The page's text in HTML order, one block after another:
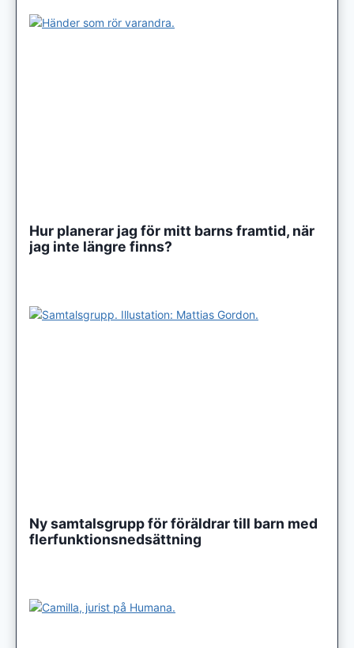
Hur planerar jag för mitt barns framtid, när
jag inte längre finns?
Ny samtalsgrupp för föräldrar till barn med
flerfunktionsnedsättning